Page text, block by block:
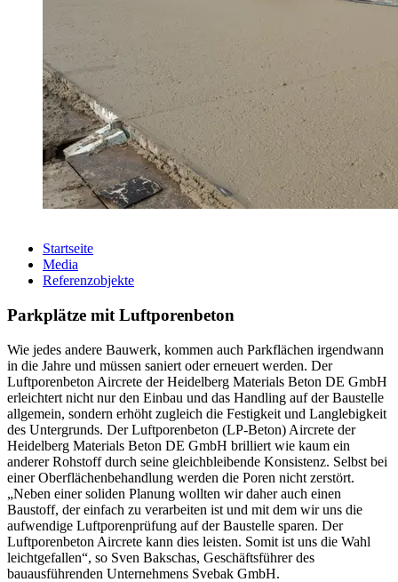
Startseite
Media
Referenzobjekte
Parkplätze mit Luftporenbeton
Wie jedes andere Bauwerk, kommen auch Parkflächen irgendwann
in die Jahre und müssen saniert oder erneuert werden. Der
Luftporenbeton Aircrete der Heidelberg Materials Beton DE GmbH
erleichtert nicht nur den Einbau und das Handling auf der Baustelle
allgemein, sondern erhöht zugleich die Festigkeit und Langlebigkeit
des Untergrunds. Der Luftporenbeton (LP-Beton) Aircrete der
Heidelberg Materials Beton DE GmbH brilliert wie kaum ein
anderer Rohstoff durch seine gleichbleibende Konsistenz. Selbst bei
einer Oberflächenbehandlung werden die Poren nicht zerstört.
„Neben einer soliden Planung wollten wir daher auch einen
Baustoff, der einfach zu verarbeiten ist und mit dem wir uns die
aufwendige Luftporenprüfung auf der Baustelle sparen. Der
Luftporenbeton Aircrete kann dies leisten. Somit ist uns die Wahl
leichtgefallen“, so Sven Bakschas, Geschäftsführer des
bauausführenden Unternehmens Svebak GmbH.